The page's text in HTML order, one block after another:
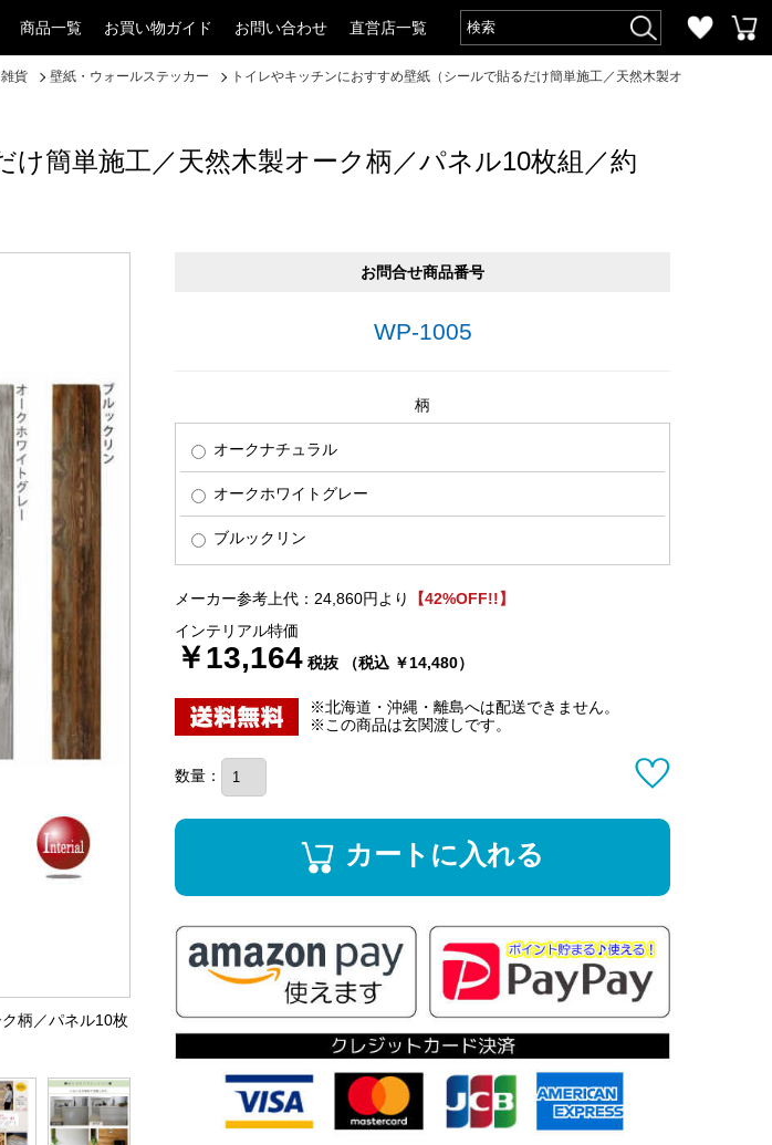
商品一覧 お買い物ガイド お問い合わせ 直営店一覧
貨 壁紙・ウォールステッカー
トイレやキッチンにおすすめ壁紙（シールで貼るだけ簡単施工／天然木製オ
簡単施工／天然木製オーク柄／パネル10枚組／約
柄／パネル10枚
お問合せ商品番号
WP-1005
柄
オークナチュラル
オークホワイトグレー
ブルックリン
メーカー参考上代：24,860円より
【42%OFF!!】
インテリアル特価
￥13,164 税抜 （税込 ￥14,480）
※北海道・沖縄・離島へは配送できません。
※この商品は玄関渡しです。
数量：
カートに入れる